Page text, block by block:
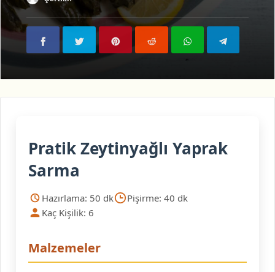
Pratik Zeytinyağlı Yaprak
Sarma
Hazırlama: 50 dk
Pişirme: 40 dk
Kaç Kişilik: 6
Malzemeler